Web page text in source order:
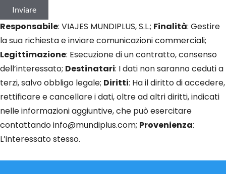
Inviare
Responsabile: VIAJES MUNDIPLUS, S.L.; Finalità: Gestire
la sua richiesta e inviare comunicazioni commerciali;
Legittimazione: Esecuzione di un contratto, consenso
dell’interessato; Destinatari: I dati non saranno ceduti a
terzi, salvo obbligo legale; Diritti: Ha il diritto di accedere,
rettificare e cancellare i dati, oltre ad altri diritti, indicati
nelle informazioni aggiuntive, che può esercitare
contattando info@mundiplus.com; Provenienza:
L’interessato stesso.